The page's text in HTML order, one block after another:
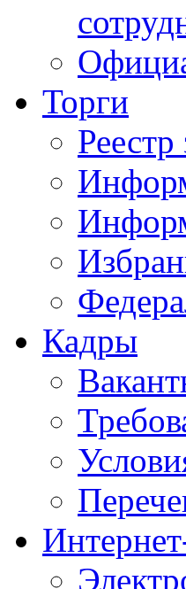
Торги
Реестр
Кадры